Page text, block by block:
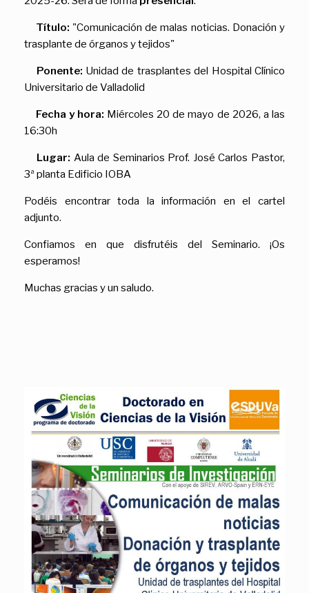
Título: "Comunicación de malas noticias. Donación y
trasplante de órganos y tejidos"
Ponente: Unidad de trasplantes del Hospital Clínico
Universitario de Valladolid
Fecha y hora: Miércoles 20 de mayo de 2026, a las
16:30h
Lugar: Aula de Seminarios Prof. José Carlos Pastor,
3ª planta Edificio IOBA
Podéis encontrar toda la información en el cartel
adjunto.
Confiamos en que disfrutéis del Seminario. ¡Os
esperamos!
Muchas gracias y un saludo.